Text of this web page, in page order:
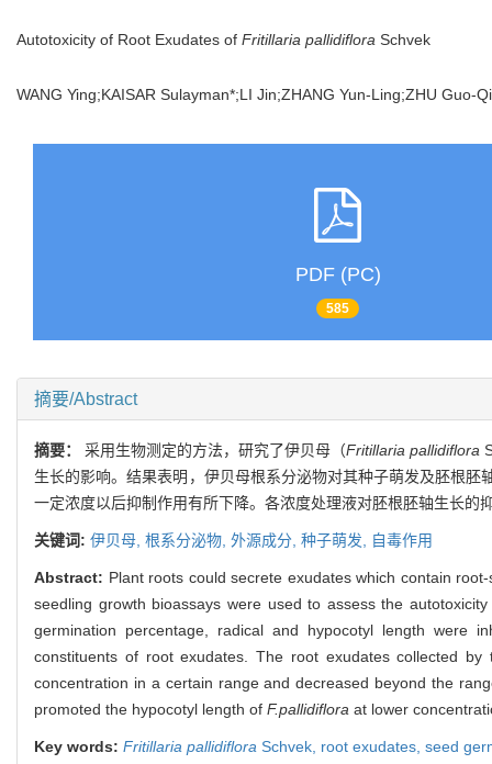
Autotoxicity of Root Exudates of Fritillaria pallidiflora Schvek
WANG Ying;KAISAR Sulayman*;LI Jin;ZHANG Yun-Ling;ZHU
PDF (PC)
585
摘要/Abstract
摘要： 采用生物测定的方法，研究了伊贝母（Fritillaria pallidiflora
生长的影响。结果表明，伊贝母根系分泌物对其种子萌发及胚根
一定浓度以后抑制作用有所下降。各浓度处理液对胚根胚轴生长
关键词: 伊贝母, 根系分泌物, 外源成分, 种子萌发, 自毒作用
Abstract: Plant roots could secrete exudates which contain
seedling growth bioassays were used to assess the
germination percentage, radical and hypocotyl length were
constituents of root exudates. The root exudates collected
concentration in a certain range and decreased beyond the
promoted the hypocotyl length of F.pallidiflora at lower
Key words: Fritillaria pallidiflora Schvek, root exudates, seed